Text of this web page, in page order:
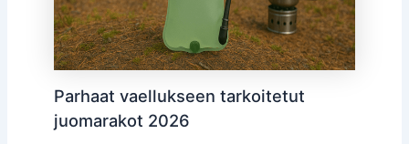
Parhaat vaellukseen tarkoitetut
juomarakot 2026